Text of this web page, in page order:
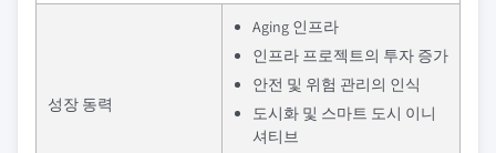
성장 동력
Aging 인프라
인프라 프로젝트의 투자 증가
안전 및 위험 관리의 인식
도시화 및 스마트 도시 이니
셔티브